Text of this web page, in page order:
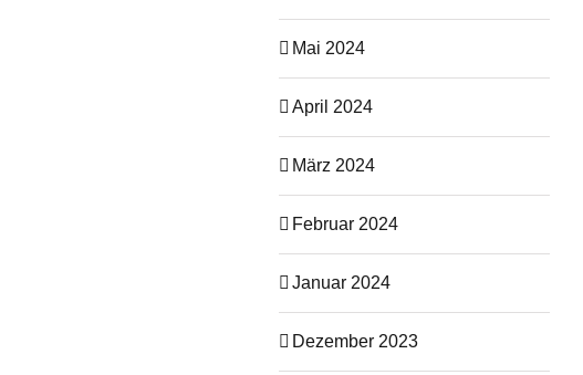
Mai 2024
April 2024
März 2024
Februar 2024
Januar 2024
Dezember 2023